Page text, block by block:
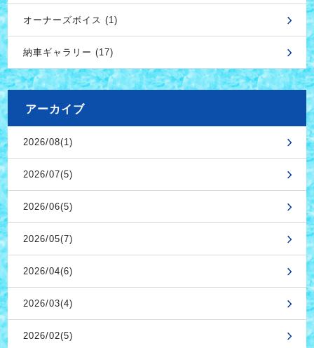
オーナーズボイス (1)
納車ギャラリー (17)
アーカイブ
2026/08(1)
2026/07(5)
2026/06(5)
2026/05(7)
2026/04(6)
2026/03(4)
2026/02(5)